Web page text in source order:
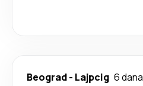
Beograd- Lajpcig 6 dana